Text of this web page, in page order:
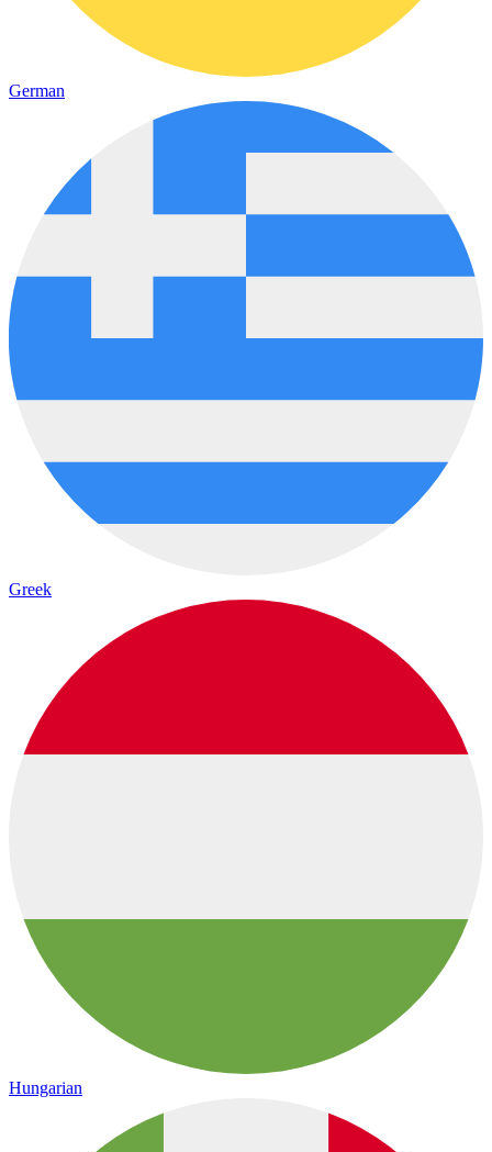
German
Greek
Hungarian